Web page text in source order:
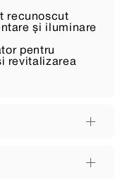
recunoscut
și iluminare
pentru
revitalizarea